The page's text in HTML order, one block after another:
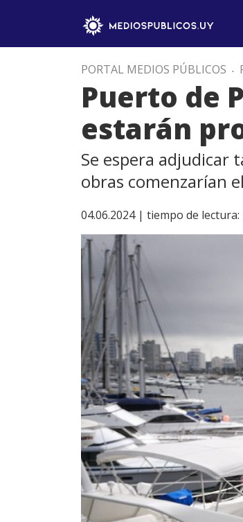
PORTAL MEDIOS PÚBLICOS .
Puerto de
estarán
Se espera
obras comenzarían
04.06.2024 | tiempo de lectura: